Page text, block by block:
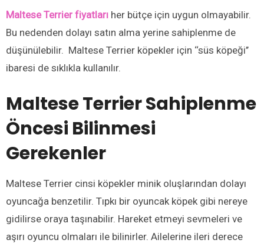
Maltese Terrier fiyatları her bütçe için uygun olmayabilir.
Bu nedenden dolayı satın alma yerine sahiplenme de
düşünülebilir. Maltese Terrier köpekler için ‘‘süs köpeği’’
ibaresi de sıklıkla kullanılır.
Maltese Terrier Sahiplenme
Öncesi Bilinmesi
Gerekenler
Maltese Terrier cinsi köpekler minik oluşlarından dolayı
oyuncağa benzetilir. Tıpkı bir oyuncak köpek gibi nereye
gidilirse oraya taşınabilir. Hareket etmeyi sevmeleri ve
aşırı oyuncu olmaları ile bilinirler. Ailelerine ileri derece